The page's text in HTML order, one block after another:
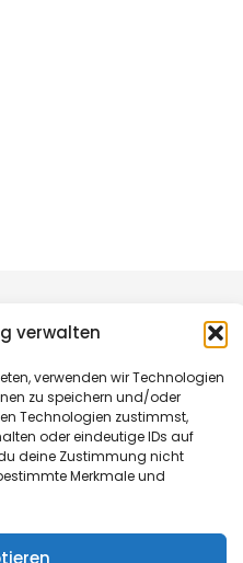
verwalten
verwenden wir Technologien
zu speichern und/oder
Technologien zustimmst,
oder eindeutige IDs auf
deine Zustimmung nicht
Merkmale und